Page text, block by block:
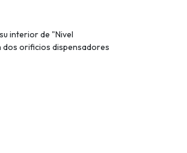
interior de "Nivel
dos orificios dispensadores